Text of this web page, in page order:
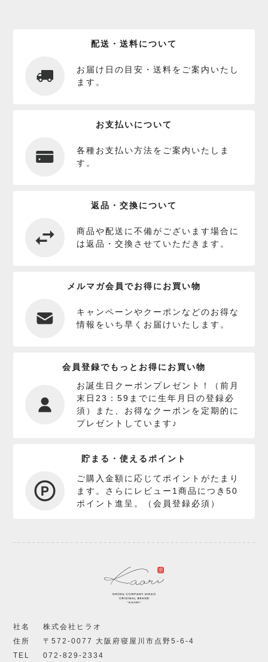
配送・送料について
お届け日の目安・送料をご案内いたし
ます。
お支払いについて
各種お支払い方法をご案内いたしま
す。
返品・交換について
商品や配送に不備がございます場合に
は返品・交換させていただきます。
メルマガ会員でお得にお買い物
キャンペーンやクーポンなどのお得な
情報をいち早くお届けいたします。
会員登録でもっとお得にお買い物
お誕生日クーポンプレゼント！（前月
末日23：59までに生年月日の登録必
須）また、お得なクーポンを定期的に
プレゼントしています♪
貯まる・使えるポイント
ご購入金額に応じてポイントがたまり
ます。さらにレビュー1商品につき50
ポイント進呈。（会員登録必須）
社名
株式会社ヒラオ
住所
〒572-0077 大阪府寝屋川市点野5-6-4
TEL
072-829-2334